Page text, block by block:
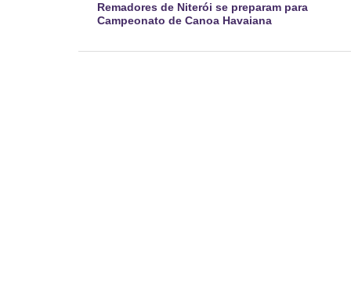
Remadores de Niterói se preparam para
Campeonato de Canoa Havaiana